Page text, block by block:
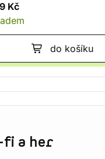
Kč
do košíku
fi a her